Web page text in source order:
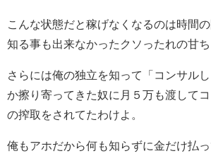
こんな状態だと稼げなくなるのは時間
知る事も出来なかったクソったれの甘ち
さらには俺の独立を知って「コンサル
か擦り寄ってきた奴に月５万も渡して
の搾取をされてたわけよ。
俺もアホだから何も知らずに金だけ払